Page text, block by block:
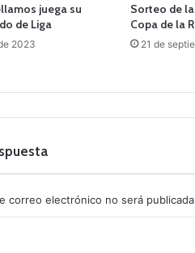
juega su
de Liga
2023
Sorteo de
Copa de la
21 de
correo electrónico no será